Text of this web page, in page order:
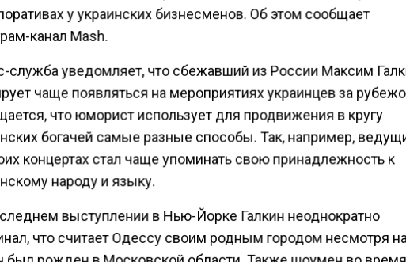
у украинских бизнесменов. Об этом сообщает
канал Mash.
служба уведомляет, что сбежавший из России Максим
чаще появляться на мероприятиях украинцев за
что юморист использует для продвижения в кругу
богачей самые разные способы. Так, например,
концертах стал чаще упоминать свою принадлежность к
народу и языку.
выступлении в Нью-Йорке Галкин неоднократно
что считает Одессу своим родным городом несмотря